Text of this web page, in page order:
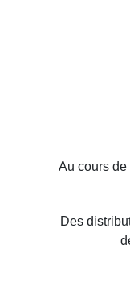
Au cours
Des